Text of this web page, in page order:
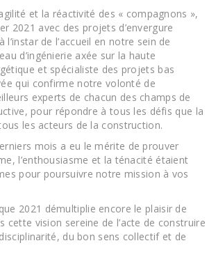
et la réactivité des « compagnons »,
2021 avec des projets d’envergure
l’instar de l’accueil en notre sein de
d’ingénierie axée sur la haute
et spécialiste des projets bas
qui confirme notre volonté de
experts de chacun des champs de
pour répondre à tous les défis que la
les acteurs de la construction.
mois a eu le mérite de prouver
l’enthousiasme et la ténacité étaient
pour poursuivre notre mission à vos
2021 démultiplie encore le plaisir de
cette vision sereine de l’acte de construire
du bon sens collectif et de